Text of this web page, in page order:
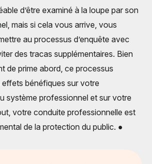
d’être examiné à la loupe par son
mais si cela vous arrive, vous
au processus d’enquête avec
des tracas supplémentaires. Bien
de prime abord, ce processus
bénéfiques sur votre
système professionnel et sur votre
votre conduite professionnelle est
de la protection du public. ●